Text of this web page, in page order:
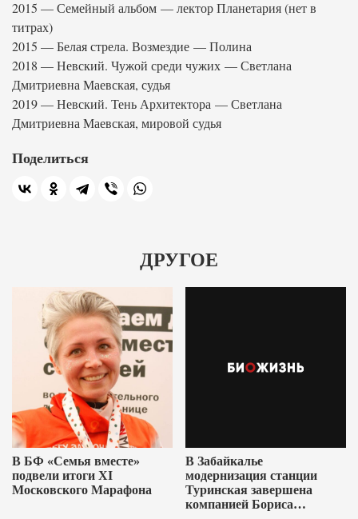
2015 — Семейный альбом — лектор Планетария (нет в
титрах)
2015 — Белая стрела. Возмездие — Полина
2018 — Невский. Чужой среди чужих — Светлана
Дмитриевна Маевская, судья
2019 — Невский. Тень Архитектора — Светлана
Дмитриевна Маевская, мировой судья
Поделиться
ДРУГОЕ
В БФ «Семья вместе»
подвели итоги XI
Московского Марафона
В Забайкалье
модернизация станции
Туринская завершена
компанией Бориса